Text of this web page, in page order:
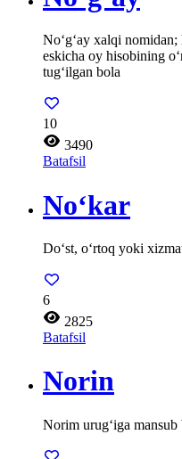
No‘g‘ay xalqi
eskicha oy hisobining
tug‘ilgan bola
10
3490
Batafsil
No‘kar
Do‘st, o‘rtoq yoki
6
2825
Batafsil
Norin
Norim urug‘iga